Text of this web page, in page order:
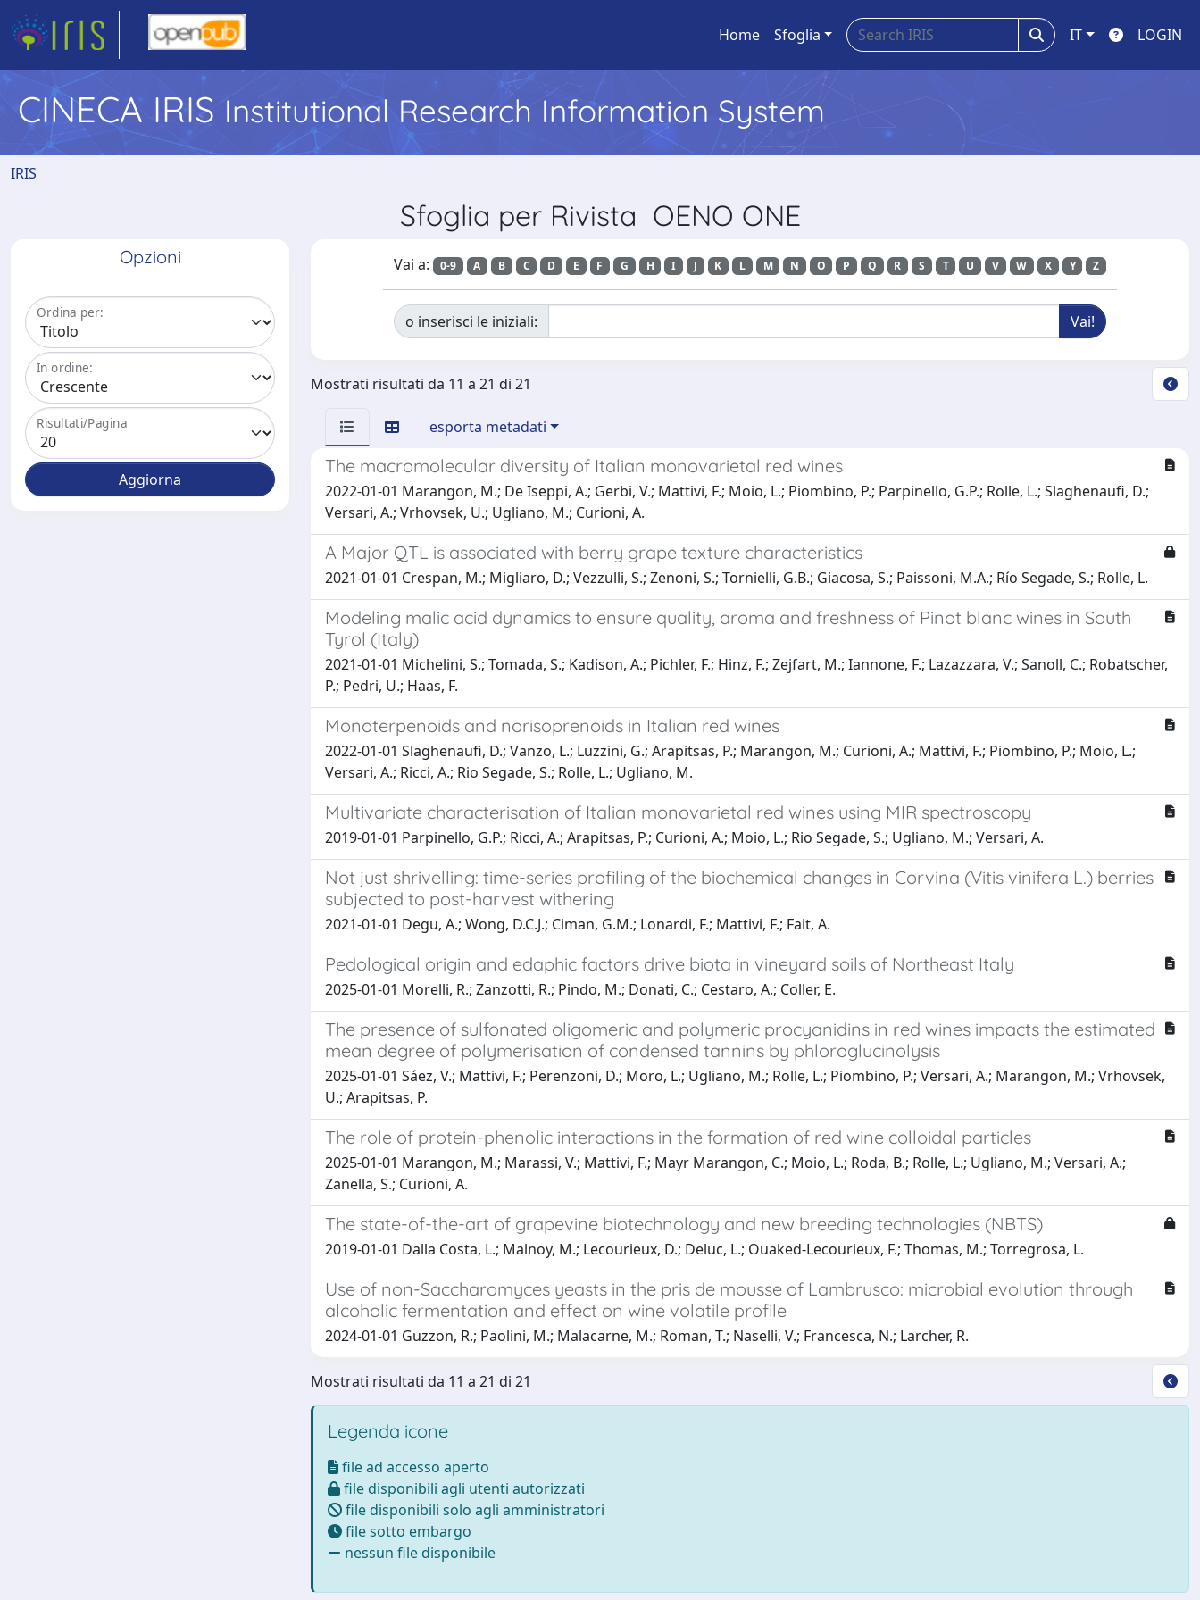
Home Sfoglia IT LOGIN
CINECA IRIS Institutional Research Information System
IRIS
Sfoglia per Rivista OENO ONE
Opzioni
Ordina per:
In ordine:
Risultati/Pagina
Vai a: 0-9 A B C D E F G H I J K L M N O P Q R S T U V W X Y Z
o inserisci le iniziali:
Mostrati risultati da 11 a 21 di 21
esporta metadati
The macromolecular diversity of Italian monovarietal red wines
2022-01-01 Marangon, M.; De Iseppi, A.; Gerbi, V.; Mattivi, F.; Moio, L.; Piombino, P.; Parpinello, G.P.; Rolle, L.; Slaghenaufi, D.;
Versari, A.; Vrhovsek, U.; Ugliano, M.; Curioni, A.
A Major QTL is associated with berry grape texture characteristics
2021-01-01 Crespan, M.; Migliaro, D.; Vezzulli, S.; Zenoni, S.; Tornielli, G.B.; Giacosa, S.; Paissoni, M.A.; Río Segade, S.; Rolle, L.
Modeling malic acid dynamics to ensure quality, aroma and freshness of Pinot blanc wines in South
Tyrol (Italy)
2021-01-01 Michelini, S.; Tomada, S.; Kadison, A.; Pichler, F.; Hinz, F.; Zejfart, M.; Iannone, F.; Lazazzara, V.; Sanoll, C.; Robatscher,
P.; Pedri, U.; Haas, F.
Monoterpenoids and norisoprenoids in Italian red wines
2022-01-01 Slaghenaufi, D.; Vanzo, L.; Luzzini, G.; Arapitsas, P.; Marangon, M.; Curioni, A.; Mattivi, F.; Piombino, P.; Moio, L.;
Versari, A.; Ricci, A.; Rio Segade, S.; Rolle, L.; Ugliano, M.
Multivariate characterisation of Italian monovarietal red wines using MIR spectroscopy
2019-01-01 Parpinello, G.P.; Ricci, A.; Arapitsas, P.; Curioni, A.; Moio, L.; Rio Segade, S.; Ugliano, M.; Versari, A.
Not just shrivelling: time-series profiling of the biochemical changes in Corvina (Vitis vinifera L.) berries
subjected to post-harvest withering
2021-01-01 Degu, A.; Wong, D.C.J.; Ciman, G.M.; Lonardi, F.; Mattivi, F.; Fait, A.
Pedological origin and edaphic factors drive biota in vineyard soils of Northeast Italy
2025-01-01 Morelli, R.; Zanzotti, R.; Pindo, M.; Donati, C.; Cestaro, A.; Coller, E.
The presence of sulfonated oligomeric and polymeric procyanidins in red wines impacts the estimated
mean degree of polymerisation of condensed tannins by phloroglucinolysis
2025-01-01 Sáez, V.; Mattivi, F.; Perenzoni, D.; Moro, L.; Ugliano, M.; Rolle, L.; Piombino, P.; Versari, A.; Marangon, M.; Vrhovsek,
U.; Arapitsas, P.
The role of protein-phenolic interactions in the formation of red wine colloidal particles
2025-01-01 Marangon, M.; Marassi, V.; Mattivi, F.; Mayr Marangon, C.; Moio, L.; Roda, B.; Rolle, L.; Ugliano, M.; Versari, A.;
Zanella, S.; Curioni, A.
The state-of-the-art of grapevine biotechnology and new breeding technologies (NBTS)
2019-01-01 Dalla Costa, L.; Malnoy, M.; Lecourieux, D.; Deluc, L.; Ouaked-Lecourieux, F.; Thomas, M.; Torregrosa, L.
Use of non-Saccharomyces yeasts in the pris de mousse of Lambrusco: microbial evolution through
alcoholic fermentation and effect on wine volatile profile
2024-01-01 Guzzon, R.; Paolini, M.; Malacarne, M.; Roman, T.; Naselli, V.; Francesca, N.; Larcher, R.
Mostrati risultati da 11 a 21 di 21
Legenda icone
file ad accesso aperto
file disponibili agli utenti autorizzati
file disponibili solo agli amministratori
file sotto embargo
nessun file disponibile